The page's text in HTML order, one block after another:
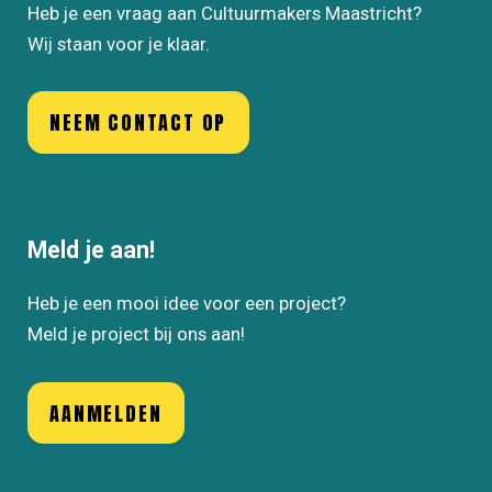
Heb je een vraag aan Cultuurmakers Maastricht?
Wij staan voor je klaar.
NEEM CONTACT OP
Meld je aan!
Heb je een mooi idee voor een project?
Meld je project bij ons aan!
AANMELDEN